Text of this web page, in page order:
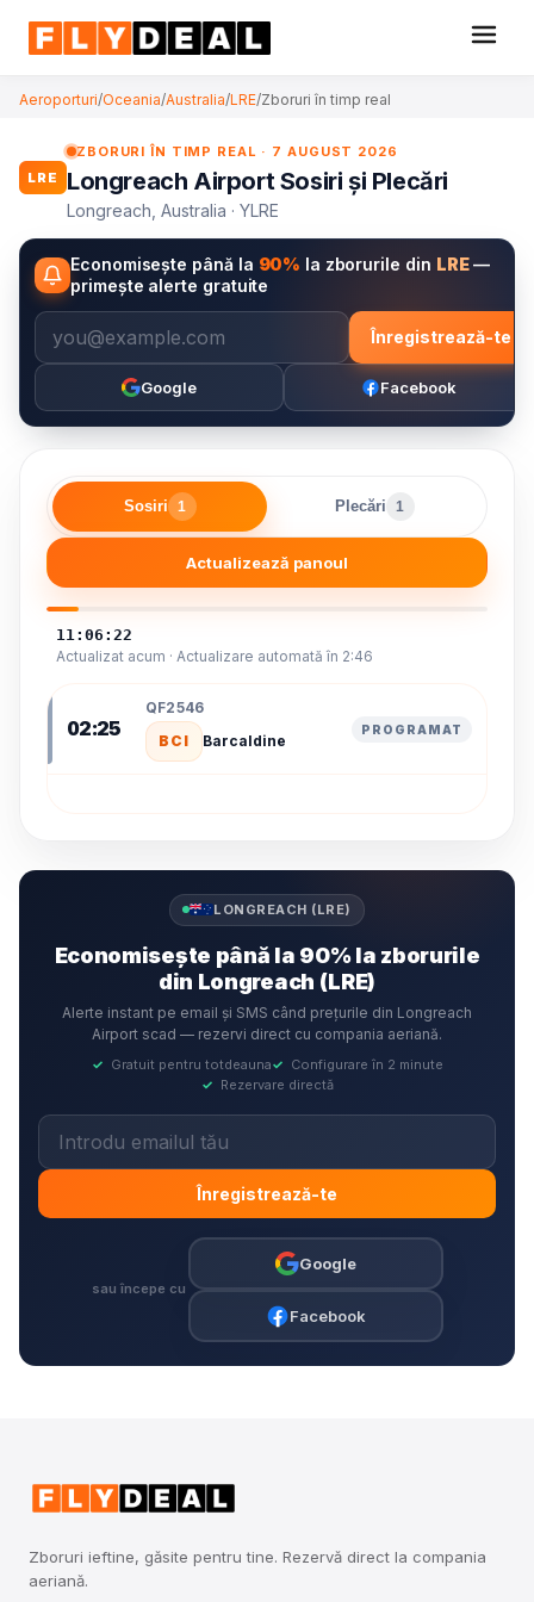
Aeroporturi/Oceania/Australia/LRE/Zboruri în timp real
LRE
ZBORURI ÎN TIMP REAL · 7 AUGUST 2026
Longreach Airport Sosiri și Plecări
Longreach, Australia · YLRE
Economisește până la 90% la zborurile din LRE—
primește alerte gratuite
Înregistrează-te
Google Facebook
Sosiri 1 Plecări 1
Actualizează panoul
11:06:22
Actualizat acum · Actualizare automată în 2:46
02:25
QF2546
BCI
Barcaldine
PROGRAMAT
LONGREACH (LRE)
Economisește până la 90% la zborurile
din Longreach (LRE)
Alerte instant pe email și SMS când prețurile din Longreach
Airport scad — rezervi direct cu compania aeriană.
✓ Gratuit pentru totdeauna✓ Configurare în 2 minute
✓ Rezervare directă
Înregistrează-te
sau începe cu
Google
Facebook
Zboruri ieftine, găsite pentru tine. Rezervă direct la compania
aeriană.